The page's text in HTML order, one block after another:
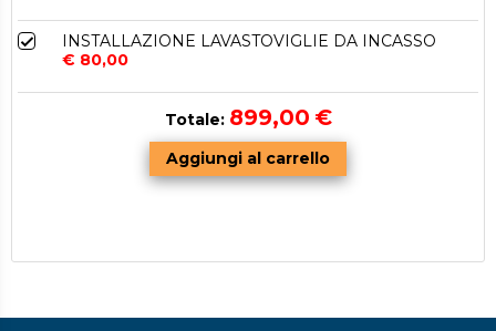
INSTALLAZIONE LAVASTOVIGLIE DA INCASSO
€ 80,00
Totale: 899,00 €